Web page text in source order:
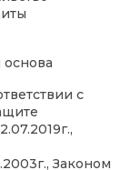
основа
с
Законом